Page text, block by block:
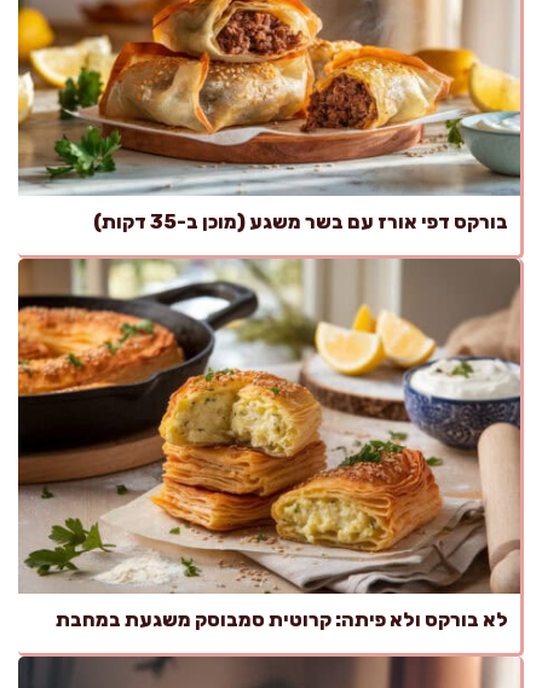
בורקס דפי אורז עם בשר משגע (מוכן ב-35 דקות)
לא בורקס ולא פיתה: קרוטית סמבוסק משגעת במחבת